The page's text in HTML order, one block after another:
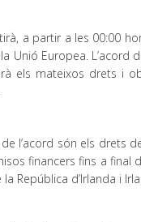
a partir a les 00:00
Unió Europea.
els mateixos drets i
l’acord són els drets
financers fins a
República d’Irlanda i